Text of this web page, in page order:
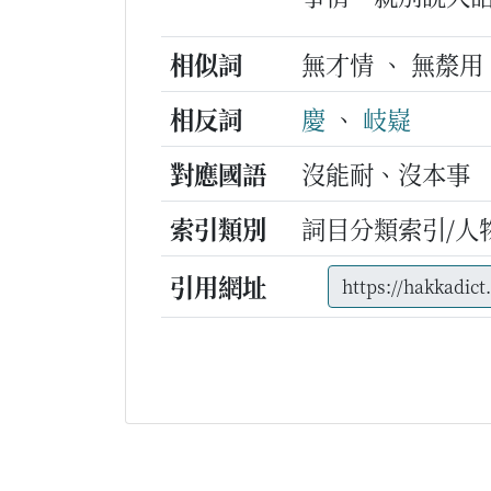
相似詞
無才情 、 無漦用
相反詞
慶 、 岐嶷
對應國語
沒能耐、沒本事
索引類別
詞目分類索引/人
引用網址